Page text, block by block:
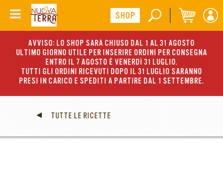
AVVISO: LO SHOP SARÀ CHIUSO DAL 1 AL 31 AGOSTO
ULTIMO GIORNO UTILE PER INSERIRE ORDINI PER CONSEGNA
ENTRO IL 7 AGOSTO È VENERDÌ 31 LUGLIO.
TUTTI GLI ORDINI RICEVUTI DOPO IL 31 LUGLIO SARANNO
PRESI IN CARICO E SPEDITI A PARTIRE DAL 1 SETTEMBRE.
TUTTE LE RICETTE